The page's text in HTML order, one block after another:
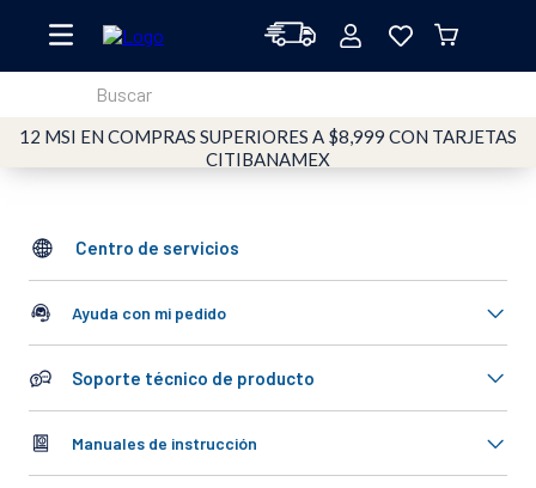
12 MSI EN COMPRAS SUPERIORES A $8,999 CON TARJETAS
CITIBANAMEX
Centro de servicios
Ayuda con mi pedido
Soporte técnico de producto
Manuales de instrucción
TÉRMINOS MÁS BUSCADOS
.
licuadora
.
vaso
5.
vidrio
6.
cafetera
.
8.
horno